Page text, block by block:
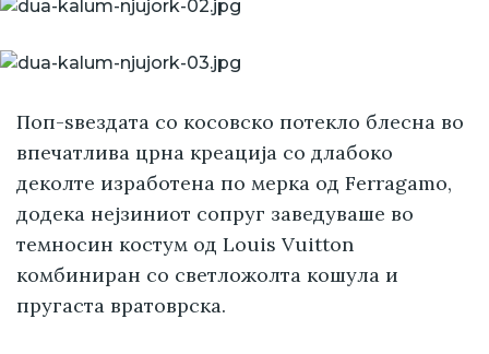
Поп-ѕвездата со косовско потекло блесна во
впечатлива црна креација со длабоко
деколте изработена по мерка од Ferragamo,
додека нејзиниот сопруг заведуваше во
темносин костум од Louis Vuitton
комбиниран со светложолта кошула и
пругаста вратоврска.